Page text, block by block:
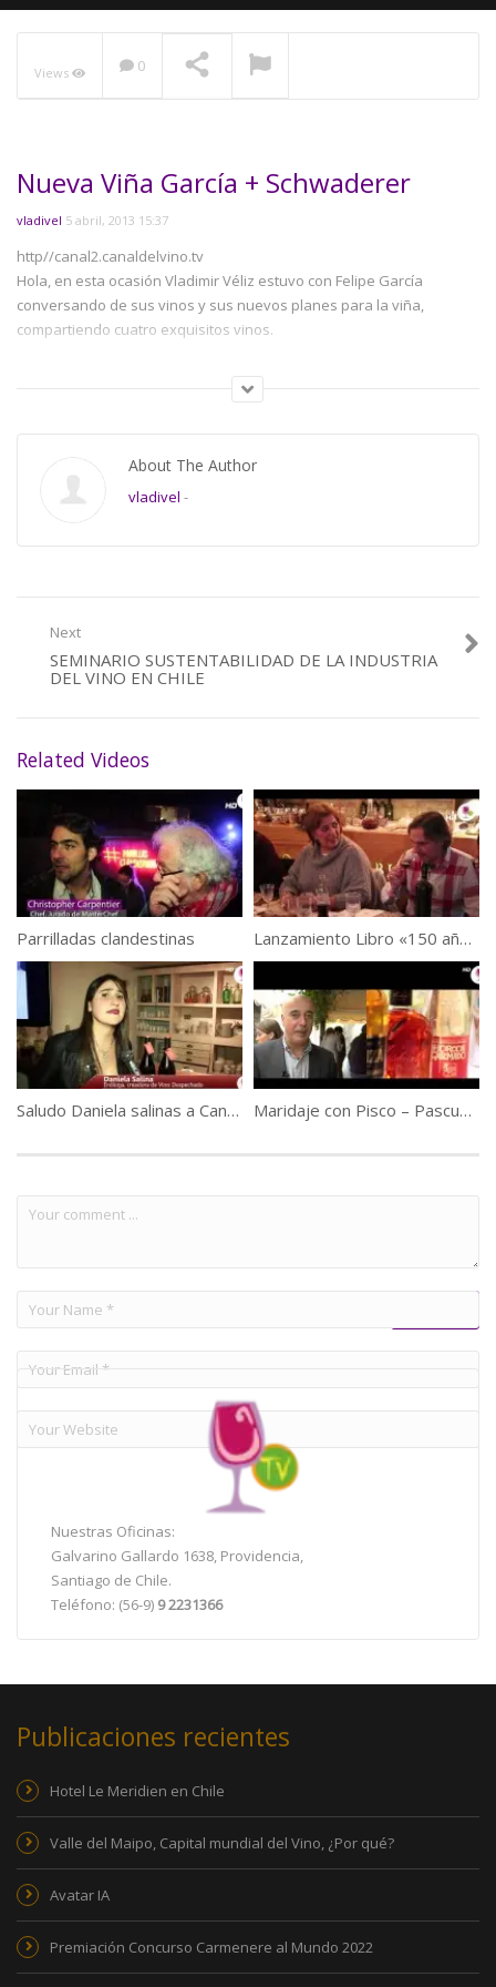
Views 0
Nueva Viña García + Schwaderer
vladivel 5 abril, 2013 15:37
http//canal2.canaldelvino.tv
Hola, en esta ocasión Vladimir Véliz estuvo con Felipe García
conversando de sus vinos y sus nuevos planes para la viña,
compartiendo cuatro exquisitos vinos.
About The Author
vladivel -
Next
SEMINARIO SUSTENTABILIDAD DE LA INDUSTRIA
DEL VINO EN CHILE
Related Videos
Parrilladas clandestinas Lanzamiento Libro «150 años de historia», Viña San Pedro
Saludo Daniela salinas a CanaldelVino.tv Maridaje con Pisco – Pascual Ibañez
Nuestras Oficinas:
Galvarino Gallardo 1638, Providencia,
Santiago de Chile.
Teléfono: (56-9) 9 2231366
Publicaciones recientes
Hotel Le Meridien en Chile
Valle del Maipo, Capital mundial del Vino, ¿Por qué?
Avatar IA
Premiación Concurso Carmenere al Mundo 2022